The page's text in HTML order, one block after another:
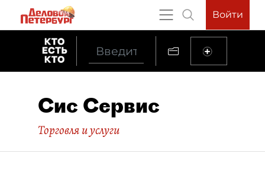
Войти
Сис Сервис
Торговля и услуги